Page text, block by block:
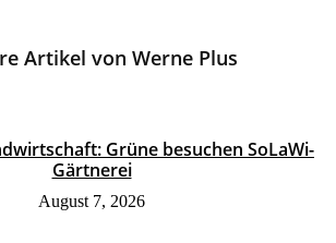
Artikel von Werne Plus
Grüne besuchen SoLaWi-
Gärtnerei
August 7, 2026